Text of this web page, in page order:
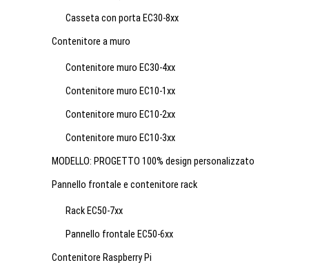
Casseta con porta EC30-8xx
Contenitore a muro
Contenitore muro EC30-4xx
Contenitore muro EC10-1xx
Contenitore muro EC10-2xx
Contenitore muro EC10-3xx
MODELLO: PROGETTO 100% design personalizzato
Pannello frontale e contenitore rack
Rack EC50-7xx
Pannello frontale EC50-6xx
Contenitore Raspberry Pi